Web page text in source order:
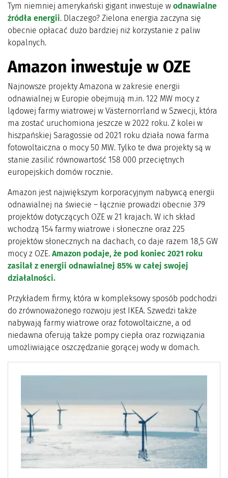
Tym niemniej amerykański gigant inwestuje w odnawialne
źródła energii. Dlaczego? Zielona energia zaczyna się
obecnie opłacać dużo bardziej niż korzystanie z paliw
kopalnych.
Amazon inwestuje w OZE
Najnowsze projekty Amazona w zakresie energii
odnawialnej w Europie obejmują m.in. 122 MW mocy z
lądowej farmy wiatrowej w Västernorrland w Szwecji, która
ma zostać uruchomiona jeszcze w 2022 roku. Z kolei w
hiszpańskiej Saragossie od 2021 roku działa nowa farma
fotowoltaiczna o mocy 50 MW. Tylko te dwa projekty są w
stanie zasilić równowartość 158 000 przeciętnych
europejskich domów rocznie.
Amazon jest największym korporacyjnym nabywcą energii
odnawialnej na świecie – łącznie prowadzi obecnie 379
projektów dotyczących OZE w 21 krajach. W ich skład
wchodzą 154 farmy wiatrowe i słoneczne oraz 225
projektów słonecznych na dachach, co daje razem 18,5 GW
mocy z OZE. Amazon podaje, że pod koniec 2021 roku
zasilał z energii odnawialnej 85% w całej swojej
działalności.
Przykładem firmy, która w kompleksowy sposób podchodzi
do zrównoważonego rozwoju jest IKEA. Szwedzi także
nabywają farmy wiatrowe oraz fotowoltaiczne, a od
niedawna oferują także pompy ciepła oraz rozwiązania
umożliwiające oszczędzanie gorącej wody w domach.